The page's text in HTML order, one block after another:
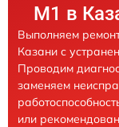
M1 в
Выполняем
Казани с
Проводим
заменяем
или